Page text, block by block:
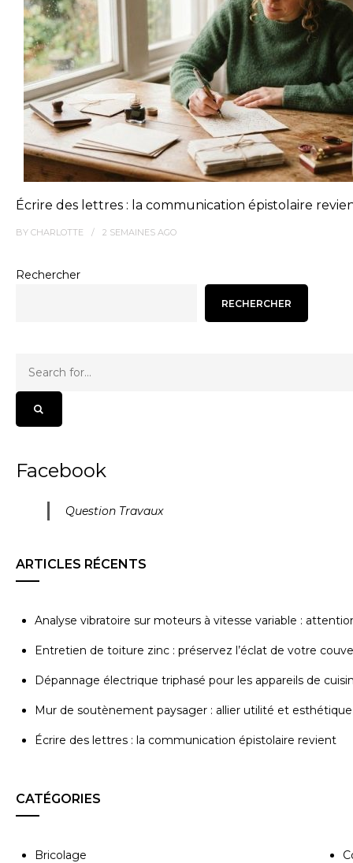
Écrire des lettres : la communication épistolaire
BY CHARLOTTE 2 SEMAINES AGO
Rechercher
RECHERCHER
Facebook
Question Travaux
ARTICLES RÉCENTS
Analyse vibratoire sur moteurs à vitesse variable :
Entretien de toiture zinc : préservez l’éclat de votre
Dépannage électrique triphasé pour les appareils de
Mur de soutènement paysager : allier utilité et esthétique
Écrire des lettres : la communication épistolaire revient
CATÉGORIES
Bricolage